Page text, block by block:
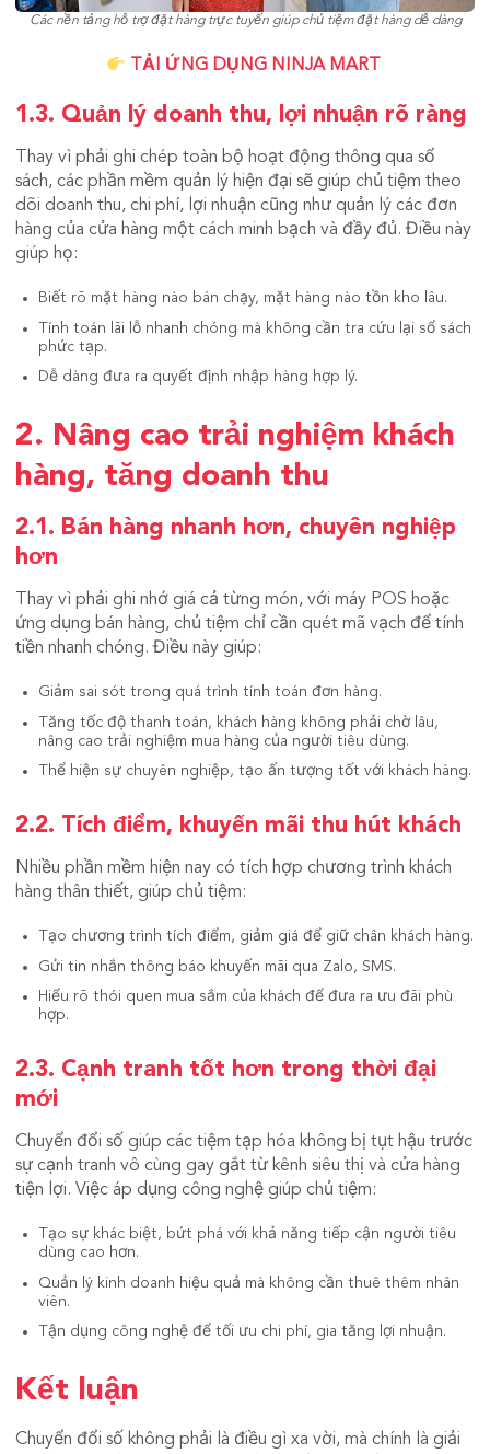
Các nền tảng hỗ trợ đặt hàng trực tuyến giúp chủ tiệm đặt hàng dễ dàng
TẢI ỨNG DỤNG NINJA MART
1.3. Quản lý doanh thu, lợi nhuận rõ ràng
Thay vì phải ghi chép toàn bộ hoạt động thông qua sổ
sách, các phần mềm quản lý hiện đại sẽ giúp chủ tiệm theo
dõi doanh thu, chi phí, lợi nhuận cũng như quản lý các đơn
hàng của cửa hàng một cách minh bạch và đầy đủ. Điều này
giúp họ:
Biết rõ mặt hàng nào bán chạy, mặt hàng nào tồn kho lâu.
Tính toán lãi lỗ nhanh chóng mà không cần tra cứu lại sổ sách
phức tạp.
Dễ dàng đưa ra quyết định nhập hàng hợp lý.
2. Nâng cao trải nghiệm khách
hàng, tăng doanh thu
2.1. Bán hàng nhanh hơn, chuyên nghiệp
hơn
Thay vì phải ghi nhớ giá cả từng món, với máy POS hoặc
ứng dụng bán hàng, chủ tiệm chỉ cần quét mã vạch để tính
tiền nhanh chóng. Điều này giúp:
Giảm sai sót trong quá trình tính toán đơn hàng.
Tăng tốc độ thanh toán, khách hàng không phải chờ lâu,
nâng cao trải nghiệm mua hàng của người tiêu dùng.
Thể hiện sự chuyên nghiệp, tạo ấn tượng tốt với khách hàng.
2.2. Tích điểm, khuyến mãi thu hút khách
Nhiều phần mềm hiện nay có tích hợp chương trình khách
hàng thân thiết, giúp chủ tiệm:
Tạo chương trình tích điểm, giảm giá để giữ chân khách hàng.
Gửi tin nhắn thông báo khuyến mãi qua Zalo, SMS.
Hiểu rõ thói quen mua sắm của khách để đưa ra ưu đãi phù
hợp.
2.3. Cạnh tranh tốt hơn trong thời đại
mới
Chuyển đổi số giúp các tiệm tạp hóa không bị tụt hậu trước
sự cạnh tranh vô cùng gay gắt từ kênh siêu thị và cửa hàng
tiện lợi. Việc áp dụng công nghệ giúp chủ tiệm:
Tạo sự khác biệt, bứt phá với khả năng tiếp cận người tiêu
dùng cao hơn.
Quản lý kinh doanh hiệu quả mà không cần thuê thêm nhân
viên.
Tận dụng công nghệ để tối ưu chi phí, gia tăng lợi nhuận.
Kết luận
Chuyển đổi số không phải là điều gì xa vời, mà chính là giải